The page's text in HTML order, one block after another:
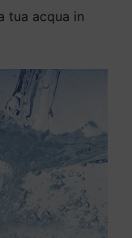
tua acqua in